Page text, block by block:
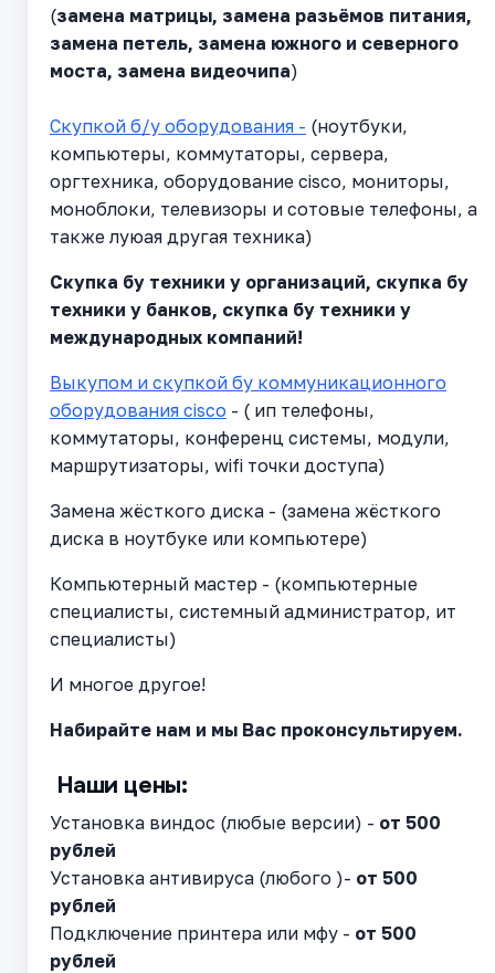
(замена матрицы, замена разьёмов питания,
замена петель, замена южного и северного
моста, замена видеочипа)
Скупкой б/у оборудования - (ноутбуки,
компьютеры, коммутаторы, сервера,
оргтехника, оборудование cisco, мониторы,
моноблоки, телевизоры и сотовые телефоны, а
также луюая другая техника)
Cкупка бу техники у организаций, скупка бу
техники у банков, скупка бу техники у
международных компаний!
Выкупом и скупкой бу коммуникационного
оборудования cisco - ( ип телефоны,
коммутаторы, конференц системы, модули,
маршрутизаторы, wifi точки доступа)
Замена жёсткого диска - (замена жёсткого
диска в ноутбуке или компьютере)
Компьютерный мастер - (компьютерные
специалисты, системный администратор, ит
специалисты)
И многое другое!
Набирайте нам и мы Вас проконсультируем.
Наши цены:
Установка виндос (любые версии) - от 500
рублей
Установка антивируса (любого )- от 500
рублей
Подключение принтера или мфу - от 500
рублей